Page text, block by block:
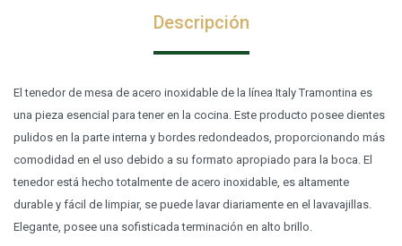
Descripción
El tenedor de mesa de acero inoxidable de la línea Italy Tramontina es
una pieza esencial para tener en la cocina. Este producto posee dientes
pulidos en la parte interna y bordes redondeados, proporcionando más
comodidad en el uso debido a su formato apropiado para la boca. El
tenedor está hecho totalmente de acero inoxidable, es altamente
durable y fácil de limpiar, se puede lavar diariamente en el lavavajillas.
Elegante, posee una sofisticada terminación en alto brillo.